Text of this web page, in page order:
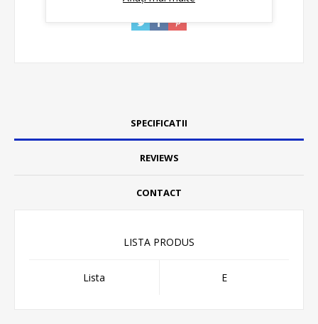
SPECIFICATII
REVIEWS
CONTACT
LISTA PRODUS
Lista E